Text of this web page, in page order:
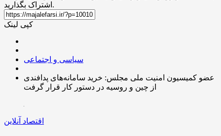
اشتراک بگذارید.
کپی لینک
سیاسی و اجتماعی
عضو کمیسیون امنیت ملی مجلس: خرید سامانه‌های پدافندی
از چین و روسیه در دستور کار قرار گرفت
اقتصاد آنلاین